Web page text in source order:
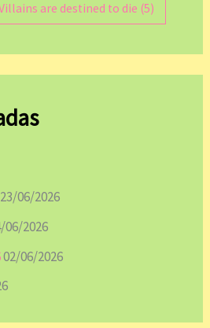
are destined to die (5)
23/06/2026
06/2026
02/06/2026